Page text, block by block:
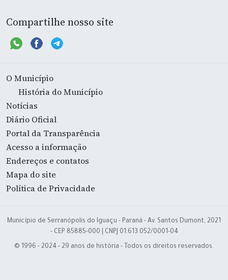
Compartilhe nosso site
O Município
História do Município
Notícias
Diário Oficial
Portal da Transparência
Acesso a informação
Endereços e contatos
Mapa do site
Política de Privacidade
Município de Serranópolis do Iguaçu - Paraná - Av. Santos Dumont, 2021
- CEP 85885-000 | CNPJ 01.613.052/0001-04
© 1996 - 2024 - 29 anos de história - Todos os direitos reservados.